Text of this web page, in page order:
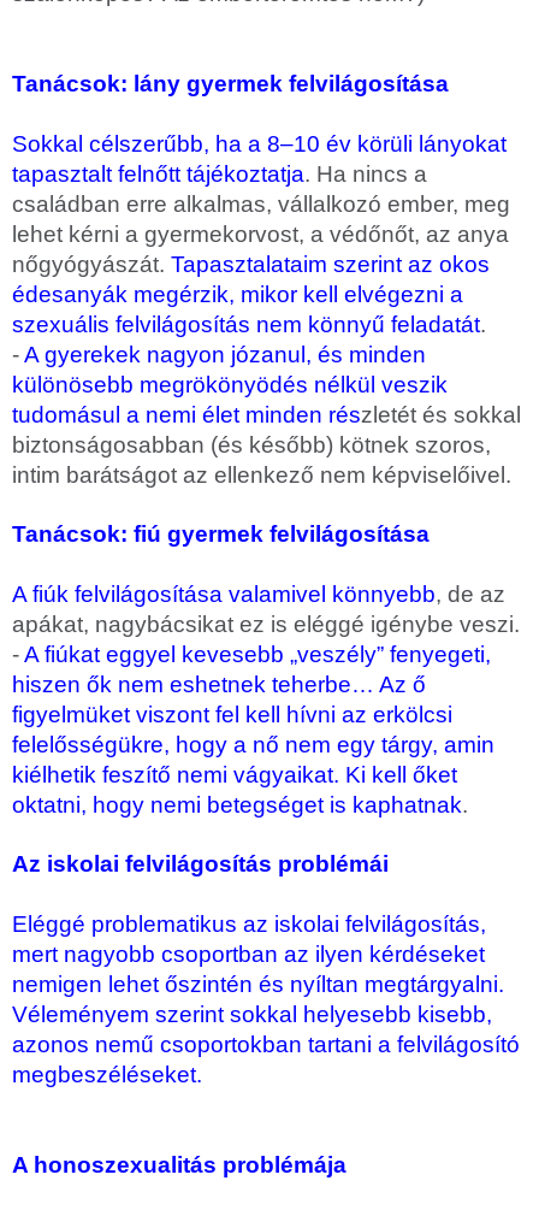
Tanácsok: lány gyermek felvilágosítása
Sokkal célszerűbb, ha a 8–10 év körüli lányokat
tapasztalt felnőtt tájékoztatja. Ha nincs a
családban erre alkalmas, vállalkozó ember, meg
lehet kérni a gyermekorvost, a védőnőt, az anya
nőgyógyászát. Tapasztalataim szerint az okos
édesanyák megérzik, mikor kell elvégezni a
szexuális felvilágosítás nem könnyű feladatát.
-A gyerekek nagyon józanul, és minden
különösebb megrökönyödés nélkül veszik
tudomásul a nemi élet minden részletét és sokkal
biztonságosabban (és később) kötnek szoros,
intim barátságot az ellenkező nem képviselőivel.
Tanácsok: fiú gyermek felvilágosítása
A fiúk felvilágosítása valamivel könnyebb, de az
apákat, nagybácsikat ez is eléggé igénybe veszi.
-A fiúkat eggyel kevesebb „veszély” fenyegeti,
hiszen ők nem eshetnek teherbe… Az ő
figyelmüket viszont fel kell hívni az erkölcsi
felelősségükre, hogy a nő nem egy tárgy, amin
kiélhetik feszítő nemi vágyaikat. Ki kell őket
oktatni, hogy nemi betegséget is kaphatnak.
Az iskolai felvilágosítás problémái
Eléggé problematikus az iskolai felvilágosítás,
mert nagyobb csoportban az ilyen kérdéseket
nemigen lehet őszintén és nyíltan megtárgyalni.
Véleményem szerint sokkal helyesebb kisebb,
azonos nemű csoportokban tartani a felvilágosító
megbeszéléseket.
A honoszexualitás problémája